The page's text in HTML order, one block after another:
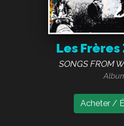
Les
SONGS FROM
Acheter /